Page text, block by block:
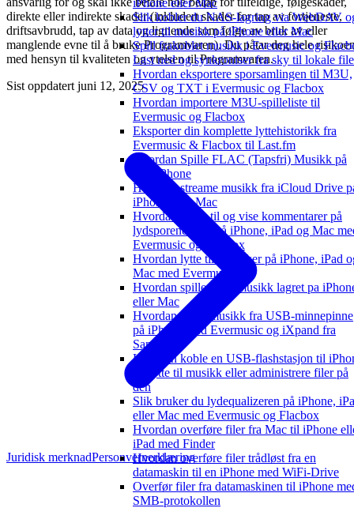
iPhone eller Mac
Slik kobler du NAS-lagring via WebDAV
lytter til musikk på iPhone eller Mac
Spill frakoblet musikk i Evermusic og
Last ned og synkroniser fra sky til lokale
Hvordan eksportere sporsamlingen til M3U,
CSV og TXT i Evermusic og Flacbox
Hvordan importere M3U-spilleliste til
Evermusic og Flacbox
Eksporter din komplette lyttehistorikk fra
Evermusic & Flacbox til Last.fm
Hvordan Spille FLAC (Tapsfri) Musikk på
Min iPhone
Hvordan streame musikk fra iCloud Drive
iPhone eller Mac
Hvordan legge til og vise kommentarer på
lydsporene dine på iPhone, iPad og Mac
Evermusic og Flacbox
Hvordan lytte til lydbøker på iPhone, iPad
Mac med Evermusic
Hvordan spille lokal musikk lagret pa
eller Mac
Hvordan spille musikk fra USB-minnepinne
på iPhone med Evermusic og iXpand fra
SanDisk
Hvordan koble en USB-flashstasjon til
og lytte til musikk eller administrere filer på
den
Slik bruker du lydequalizeren på iPhone,
eller Mac med Evermusic og Flacbox
Hvordan overføre filer fra Mac til iPhone
iPad med Finder
Hvordan overføre filer trådløst fra en
datamaskin til en iPhone med WiFi-Drive
Overfør filer fra datamaskinen til iPhone
SMB-protokollen
direkte eller indirekte skader (inkludert skader for tap av fortjeneste,
driftsavbrudd, tap av data og lignende som følge av bruk av eller
manglende evne til å bruke Programvaren). Du påtar deg hele
med hensyn til kvaliteten og ytelsen til Programvaren.
Sist oppdatert juni 12, 2025
Juridisk merknadPersonvernerklæring